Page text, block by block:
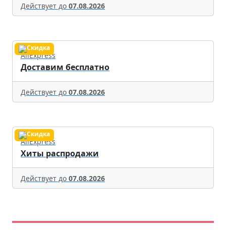
Действует до 07.08.2026
AliExpress
Доставим бесплатно
Действует до 07.08.2026
AliExpress
Хиты распродажи
Действует до 07.08.2026